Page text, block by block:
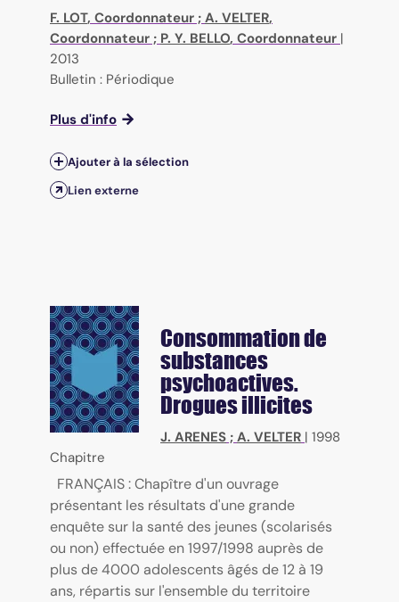
F. LOT, Coordonnateur ; A. VELTER,
Coordonnateur ; P. Y. BELLO, Coordonnateur |
2013
Bulletin : Périodique
Plus d'info
Ajouter à la sélection
Lien externe
Consommation de
substances
psychoactives.
Drogues illicites
J. ARENES ; A. VELTER | 1998
Chapitre
FRANÇAIS : Chapître d'un ouvrage
présentant les résultats d'une grande
enquête sur la santé des jeunes (scolarisés
ou non) effectuée en 1997/1998 auprès de
plus de 4000 adolescents âgés de 12 à 19
ans, répartis sur l'ensemble du territoire